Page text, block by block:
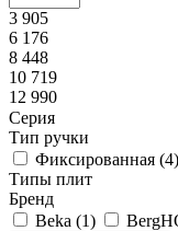
3 905
6 176
8 448
10 719
12 990
Серия
Тип ручки
Фиксированная (4)
Типы плит
Бренд
Beka (1)